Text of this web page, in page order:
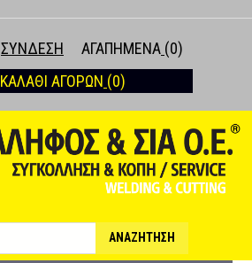
ΣΎΝΔΕΣΗ ΑΓΑΠΗΜΈΝΑ (0)
ΚΑΛΆΘΙ ΑΓΟΡΏΝ (0)
ΑΝΑΖΉΤΗΣΗ